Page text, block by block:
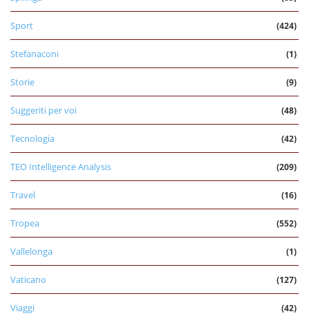
Sport (424)
Stefanaconi (1)
Storie (9)
Suggeriti per voi (48)
Tecnologia (42)
TEO Intelligence Analysis (209)
Travel (16)
Tropea (552)
Vallelonga (1)
Vaticano (127)
Viaggi (42)